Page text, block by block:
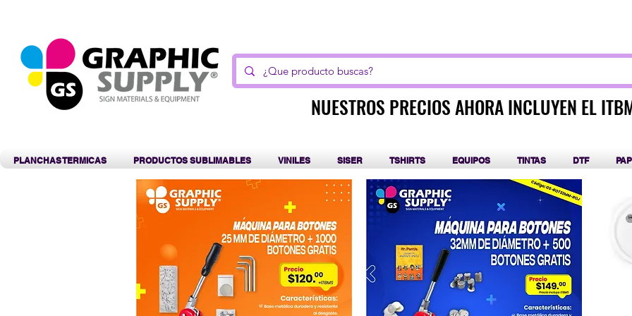
NUESTROS PRECIOS AHORA INCLUYEN EL
NUESTROS PRECIOS AHORA INCLUYEN EL
PLANCHAS TERMICAS PRODUCTOS SUBLIMABLES VINILES SISER TSHIRTS EQUIPOS TINTAS DTF